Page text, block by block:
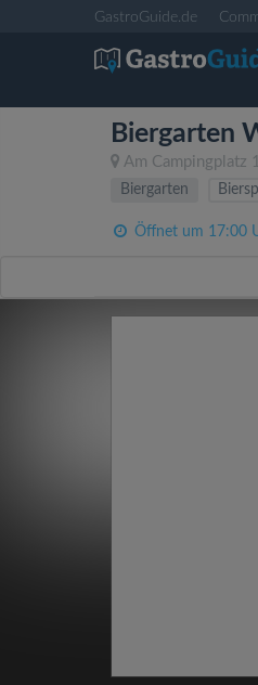
GastroGuide.de
Biergarten
Am Campingplatz 1
Biergarten
Öffnet um 17:00